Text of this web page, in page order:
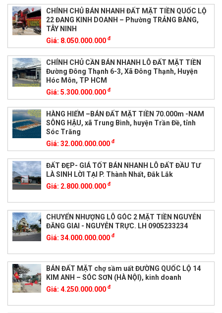
CHÍNH CHỦ BÁN NHANH ĐẤT MẶT TIỀN QUỐC LỘ
22 ĐANG KINH DOANH – Phường TRẢNG BÀNG,
TÂY NINH
Giá: 8.050.000.000 đ
CHÍNH CHỦ CẦN BÁN NHANH LÔ ĐẤT MẶT TIỀN
Đường Đông Thạnh 6-3, Xã Đông Thạnh, Huyện
Hóc Môn, TP HCM
Giá: 5.300.000.000 đ
HÀNG HIẾM –BÁN ĐẤT MẶT TIỀN 70.000m -NAM
SÔNG HẬU, xã Trung Bình, huyện Trần Đề, tỉnh
Sóc Trăng
Giá: 32.000.000.000 đ
ĐẤT ĐẸP- GIÁ TỐT BÁN NHANH LÔ ĐẤT ĐẦU TƯ
LÀ SINH LỜI TẠI P. Thành Nhất, Đắk Lắk
Giá: 2.800.000.000 đ
CHUYỂN NHƯỢNG LÔ GÓC 2 MẶT TIỀN NGUYỄN
ĐĂNG GIAI - NGUYỄN TRỰC. LH 0905233234
Giá: 34.000.000.000 đ
BÁN ĐẤT MẶT chợ sầm uất ĐƯỜNG QUỐC LỘ 14
KIM ANH – SÓC SƠN (HÀ NỘI), kinh doanh
Giá: 4.250.000.000 đ